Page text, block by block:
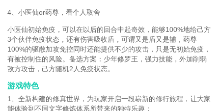
4、小医仙or药尊，看个人取舍
小医仙初始免疫，可以在以后的回合中起奇效，能够100%地给己方
3个伙伴免疫状态，还有伤害吸收盾，可谓又是盾又是辅，药尊
100%的驱散加攻免控同时还能提供不少的攻击，只是无初始免疫，
有被控制住的风险。备选方案：少年修罗王，强力技能，外加削弱
敌方攻击，己方随机2人免疫状态。
游戏特色
1、全新构建的修真世界，为玩家开启一段崭新的修行旅程，让大家
能体验到不同文字修炼体系所带来的独特乐趣；